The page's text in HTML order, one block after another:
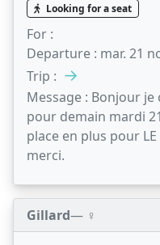
Looking for a seat
For :
Departure : mar. 21
Trip : →
Message : Bonjour je
pour demain mardi
place en plus pour
merci.
Gillard— ♀️